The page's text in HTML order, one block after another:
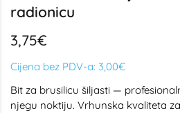
radionicu
3,75€
Cijena bez PDV-a: 3,00€
Bit za brusilicu šiljasti —
njegu noktiju. Vrhunska kvaliteta